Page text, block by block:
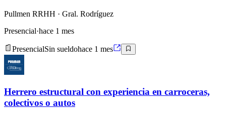
Pullmen RRHH · Gral. Rodríguez
Presencial·hace 1 mes
PresencialSin sueldohace 1 mes
Herrero estructural con experiencia en carroceras,
colectivos o autos